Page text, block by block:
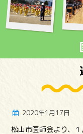
2020年1月17日
松山市医師会より、